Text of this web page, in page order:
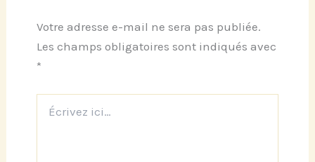
Votre adresse e-mail ne sera pas publiée.
Les champs obligatoires sont indiqués avec
*
ici…